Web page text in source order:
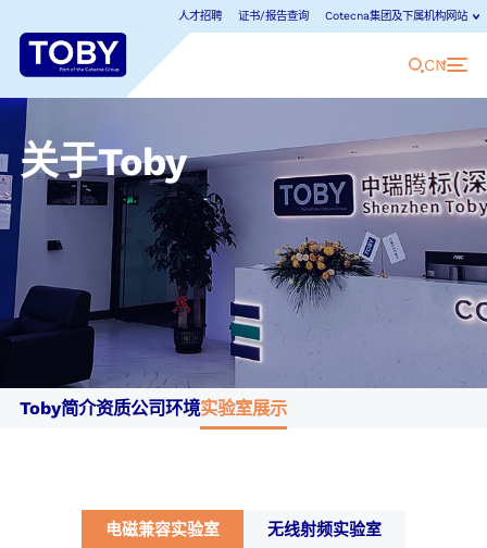
人才招聘 证书/报告查询 Cotecna集团及下属机构网站
CN
Cotecna集团及下属机构网站
Cotecna是领先的国际检验检测认证机构，
点击查看Cotecna集团全球网站。
Cotecna集团
Cotecna中国
ACT实验室
Agronómica实验室
Cotecna埃及
Cotecna日本
Cotecna中东
Cotecna尼日利亚
Cotecna越南
Fitosoil实验室
中瑞凯新
关于Toby
Toby简介资质公司环境实验室展示
电磁兼容实验室 无线射频实验室